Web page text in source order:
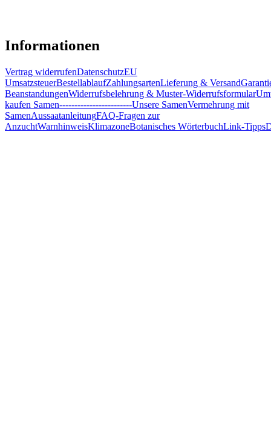
Informationen
Vertrag widerrufenDatenschutzEU
UmsatzsteuerBestellablaufZahlungsartenLieferung & Versand
BeanstandungenWiderrufsbelehrung & Muster-Widerrufsformular
kaufen Samen------------------------Unsere SamenVermehrung mit
SamenAussaatanleitungFAQ-Fragen zur
AnzuchtWarnhinweisKlimazoneBotanisches WörterbuchLink-Tipps